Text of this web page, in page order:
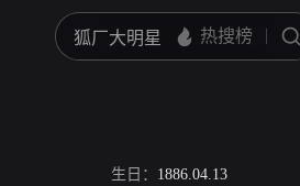
生日： 1886.04.13